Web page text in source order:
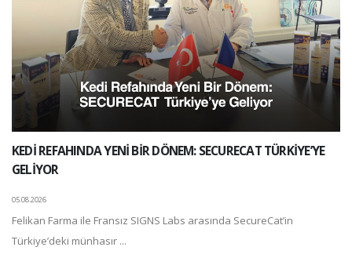
KEDİ REFAHINDA YENİ BİR DÖNEM: SECURECAT TÜRKİYE’YE
GELİYOR
05.08.2026
Felikan Farma ile Fransız SIGNS Labs arasında SecureCat’in
Türkiye’deki münhasır ...